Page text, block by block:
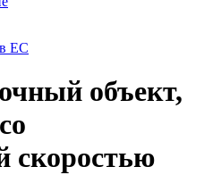
ЕС
объект,
скоростью